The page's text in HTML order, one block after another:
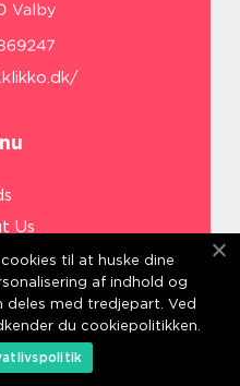
Us
til at huske dine
af indhold og
deles med tredjepart. Ved
du cookiepolitikken.